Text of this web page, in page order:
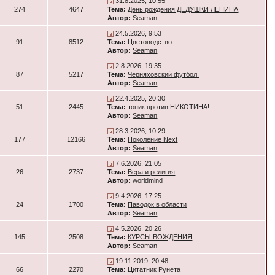
274 4647
Тема: День рождения ДЕДУШКИ ЛЕНИНА
Автор: Seaman
91 8512
24.5.2026, 9:53
Тема: Цветоводство
Автор: Seaman
87 5217
2.8.2026, 19:35
Тема: Черняховский футбол.
Автор: Seaman
51 2445
22.4.2025, 20:30
Тема: топик против НИКОТИНА!
Автор: Seaman
177 12166
28.3.2026, 10:29
Тема: Поколение Next
Автор: Seaman
26 2737
7.6.2026, 21:05
Тема: Вера и религия
Автор: worldmind
24 1700
9.4.2026, 17:25
Тема: Паводок в области
Автор: Seaman
145 2508
4.5.2026, 20:26
Тема: КУРСЫ ВОЖДЕНИЯ
Автор: Seaman
66 2270
19.11.2019, 20:48
Тема: Цитатник Рунета